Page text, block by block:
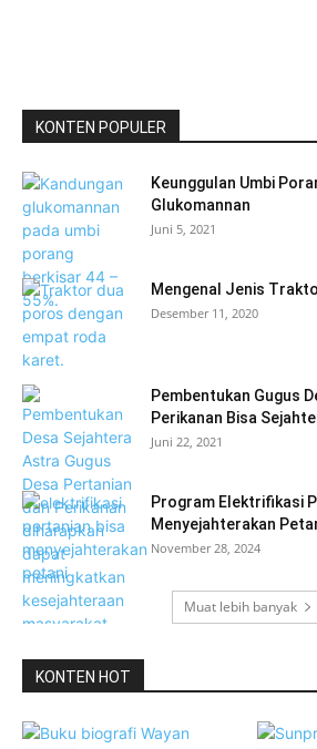
KONTEN POPULER
Keunggulan Umbi
Glukomannan
Juni 5, 2021
Mengenal Jenis
Desember 11, 2020
Pembentukan Gugus
Perikanan Bisa
Juni 22, 2021
Program Elektrifikasi
Menyejahterakan
November 28, 2024
Muat lebih banyak
KONTEN HOT